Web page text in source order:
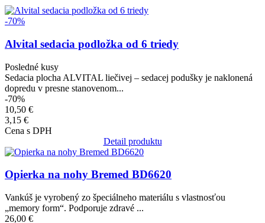
Obrázok
-70%
Alvital sedacia podložka od 6 triedy
Posledné kusy
Sedacia plocha ALVITAL liečivej – sedacej podušky je naklonená
dopredu v presne stanovenom...
-70%
10,50 €
3,15 €
Cena s DPH
Detail produktu
Obrázok
Opierka na nohy Bremed BD6620
Vankúš je vyrobený zo špeciálneho materiálu s vlastnosťou
„memory form“. Podporuje zdravé ...
26,00 €